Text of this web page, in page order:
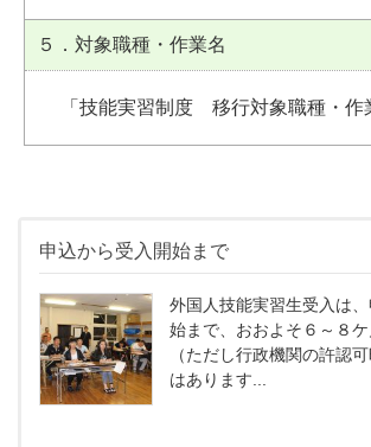
５．対象職種・作業名
「技能実習制度 移行対象職種・作
申込から受入開始まで
外国人技能実習生受入は
始まで、おおよそ６～８ケ
（ただし行政機関の許認
はあります...